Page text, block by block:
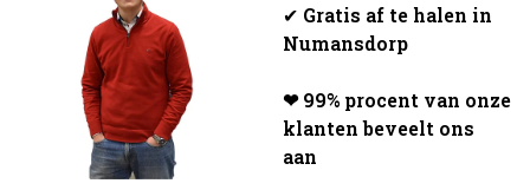
✔ Gratis af te halen in
Numansdorp
❤ 99% procent van onze
klanten beveelt ons
aan